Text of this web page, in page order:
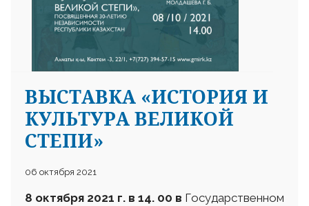
ВЫСТАВКА «ИСТОРИЯ И
КУЛЬТУРА ВЕЛИКОЙ
СТЕПИ»
06 октября 2021
8 октября 2021 г. в 14. 00 в Государственном